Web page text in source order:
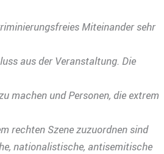
Miteinander sehr
aus der Veranstaltung. Die
machen und Personen, die extrem
rechten Szene zuzuordnen sind
nationalistische, antisemitische